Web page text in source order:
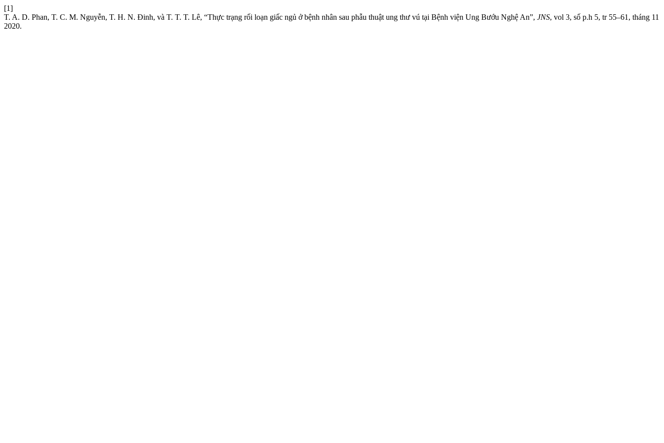
[1]
T. A. D. Phan, T. C. M. Nguyễn, T. H. N. Đinh, và T. T. T. Lê, “Thực trạng rối loạn giấc ngủ ở bệnh nhân sau phẫu thuật ung thư vú tại Bệnh viện Ung Bướu Nghệ An”, JNS, vol 3, số p.h 5, tr 55–61, tháng 11
2020.